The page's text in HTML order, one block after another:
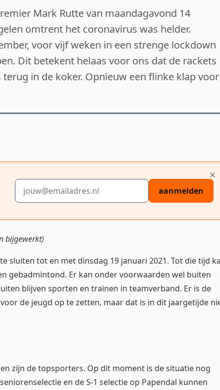
Mark Rutte van maandagavond 14
omtrent het coronavirus was helder.
voor vijf weken in een strenge lockdown
Dit betekent helaas voor ons dat de rackets
in de koker. Opnieuw een flinke klap voor
E-mailadres
aanmelden
bijgewerkt)
sluiten tot en met dinsdag 19 januari 2021. Tot die tijd
gebadmintond. Er kan onder voorwaarden wel buiten
blijven sporten en trainen in teamverband. Er is de
de jeugd op te zetten, maar dat is in dit jaargetijde
zijn de topsporters. Op dit moment is de situatie nog
en de S-1 selectie op Papendal kunnen